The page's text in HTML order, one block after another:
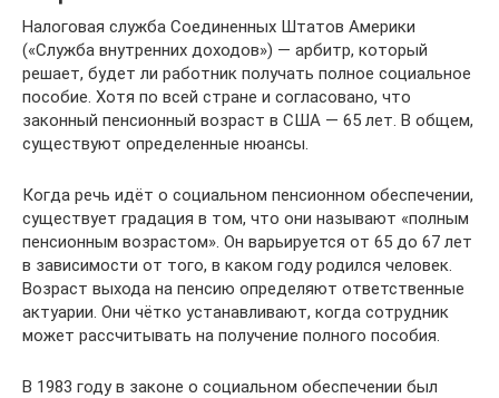
Налоговая служба Соединенных Штатов Америки
(«Служба внутренних доходов») — арбитр, который
решает, будет ли работник получать полное социальное
пособие. Хотя по всей стране и согласовано, что
законный пенсионный возраст в США — 65 лет. В общем,
существуют определенные нюансы.
Когда речь идёт о социальном пенсионном обеспечении,
существует градация в том, что они называют «полным
пенсионным возрастом». Он варьируется от 65 до 67 лет
в зависимости от того, в каком году родился человек.
Возраст выхода на пенсию определяют ответственные
актуарии. Они чётко устанавливают, когда сотрудник
может рассчитывать на получение полного пособия.
В 1983 году в законе о социальном обеспечении был